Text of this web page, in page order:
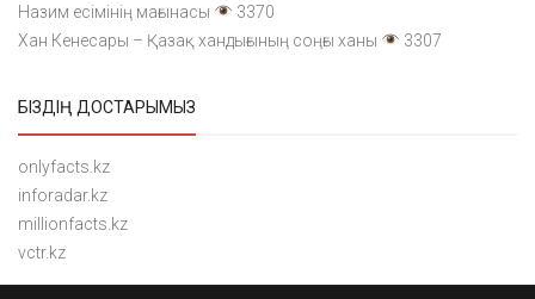
Назим есімінің мағынасы
3370
Хан Кенесары – Қазақ хандығының соңғы ханы
3307
БІЗДІҢ ДОСТАРЫМЫЗ
onlyfacts.kz
inforadar.kz
millionfacts.kz
vctr.kz